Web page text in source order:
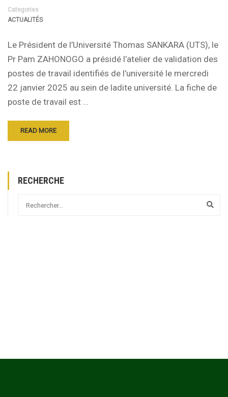
Categories
ACTUALITÉS
Le Président de l’Université Thomas SANKARA (UTS), le
Pr Pam ZAHONOGO a présidé l’atelier de validation des
postes de travail identifiés de l’université le mercredi
22 janvier 2025 au sein de ladite université. La fiche de
poste de travail est …
READ MORE
RECHERCHE